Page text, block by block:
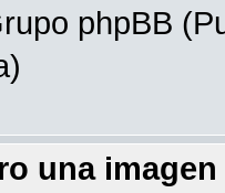
phpBB
una imagen